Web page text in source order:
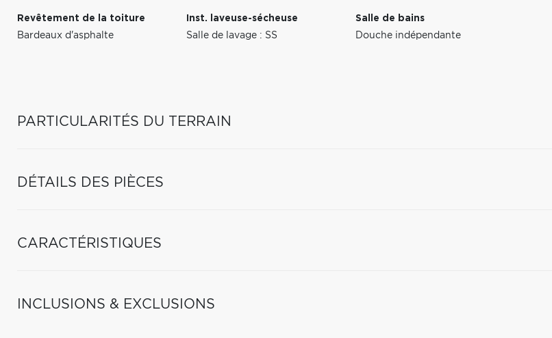
Revêtement de la toiture
Bardeaux d'asphalte
Inst. laveuse-sécheuse
Salle de lavage : SS
Salle de bains
Douche indépendante
PARTICULARITÉS DU TERRAIN
DÉTAILS DES PIÈCES
CARACTÉRISTIQUES
INCLUSIONS & EXCLUSIONS